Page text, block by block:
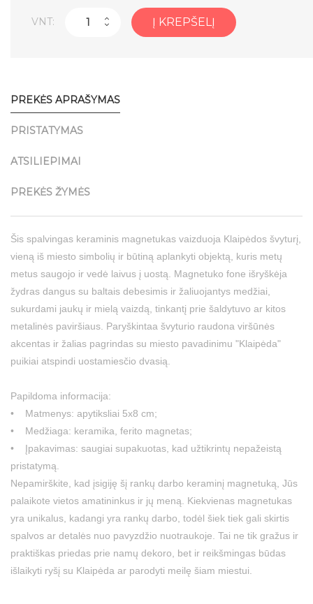
VNT: Į KREPŠELĮ
PREKĖS APRAŠYMAS
PRISTATYMAS
ATSILIEPIMAI
PREKĖS ŽYMĖS
Šis spalvingas keraminis magnetukas vaizduoja Klaipėdos švyturį,
vieną iš miesto simbolių ir būtiną aplankyti objektą, kuris metų
metus saugojo ir vedė laivus į uostą. Magnetuko fone išryškėja
žydras dangus su baltais debesimis ir žaliuojantys medžiai,
sukurdami jaukų ir mielą vaizdą, tinkantį prie šaldytuvo ar kitos
metalinės paviršiaus. Paryškintaa švyturio raudona viršūnės
akcentas ir žalias pagrindas su miesto pavadinimu "Klaipėda"
puikiai atspindi uostamiesčio dvasią.
Papildoma informacija:
• Matmenys: apytiksliai 5x8 cm;
• Medžiaga: keramika, ferito magnetas;
• Įpakavimas: saugiai supakuotas, kad užtikrintų nepažeistą
pristatymą.
Nepamirškite, kad įsigiję šį rankų darbo keraminį magnetuką, Jūs
palaikote vietos amatininkus ir jų meną. Kiekvienas magnetukas
yra unikalus, kadangi yra rankų darbo, todėl šiek tiek gali skirtis
spalvos ar detalės nuo pavyzdžio nuotraukoje. Tai ne tik gražus ir
praktiškas priedas prie namų dekoro, bet ir reikšmingas būdas
išlaikyti ryšį su Klaipėda ar parodyti meilę šiam miestui.